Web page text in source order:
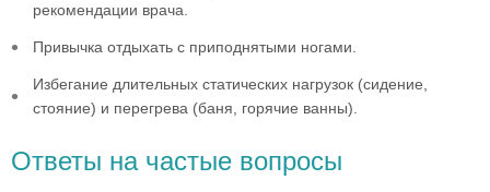
рекомендации врача.
Привычка отдыхать с приподнятыми ногами.
Избегание длительных статических нагрузок (сидение,
стояние) и перегрева (баня, горячие ванны).
Ответы на частые вопросы